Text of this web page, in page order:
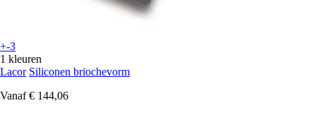
+-3
1 kleuren
Lacor Siliconen briochevorm
Vanaf € 144,06